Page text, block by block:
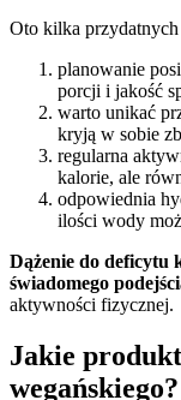
Oto kilka
planowanie
porcji i jakość
warto unikać
kryją w sobie
regularna
kalorie, ale
odpowiednia
ilości wody
Dążenie do deficytu
świadomego
aktywności fizycznej.
Jakie
wegańskiego?